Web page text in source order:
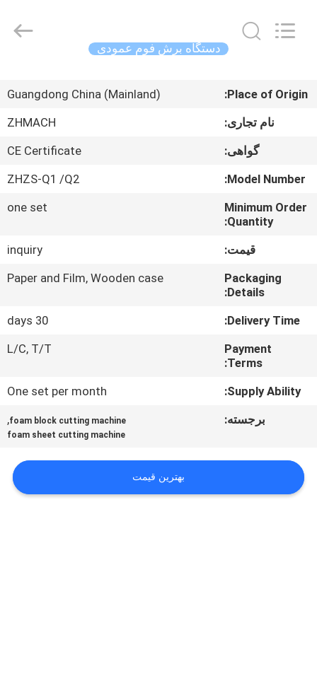
اصلی
محصولات
درباره
ما
کارخانه
کنترل
کیفیت
بگیرید
equipment
دستگاه برش فوم عمودی
Place of Origin:
Guangdong China (Mainland)
نام تجاری:
ZHMACH
گواهی:
CE Certificate
Model Number:
ZHZS-Q1 /Q2
Minimum Order
Quantity:
one set
قیمت:
inquiry
Packaging
Details:
Paper and Film, Wooden case
Delivery Time:
30 days
Payment
Terms:
L/C, T/T
Supply Ability:
One set per month
برجسته:
foam block cutting machine
,
foam sheet cutting machine
بهترین قیمت